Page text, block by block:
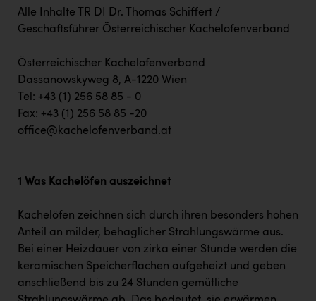
Alle Inhalte TR DI Dr. Thomas Schiffert /
Geschäftsführer Österreichischer Kachelofenverband
Österreichischer Kachelofenverband
Dassanowskyweg 8, A-1220 Wien
Tel: +43 (1) 256 58 85 - 0
Fax: +43 (1) 256 58 85 -20
office@kachelofenverband.at
1 Was Kachelöfen auszeichnet
Kachelöfen zeichnen sich durch ihren besonders hohen
Anteil an milder, behaglicher Strahlungswärme aus.
Bei einer Heizdauer von zirka einer Stunde werden die
keramischen Speicherflächen aufgeheizt und geben
anschließend bis zu 24 Stunden gemütliche